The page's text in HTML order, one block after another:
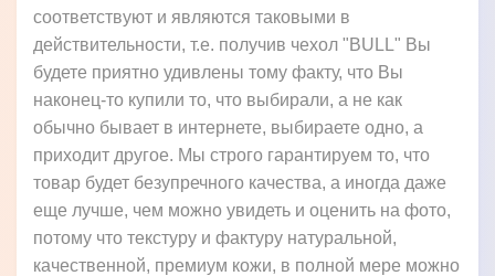
соответствуют и являются таковыми в
действительности, т.е. получив чехол "BULL" Вы
будете приятно удивлены тому факту, что Вы
наконец-то купили то, что выбирали, а не как
обычно бывает в интернете, выбираете одно, а
приходит другое. Мы строго гарантируем то, что
товар будет безупречного качества, а иногда даже
еще лучше, чем можно увидеть и оценить на фото,
потому что текстуру и фактуру натуральной,
качественной, премиум кожи, в полной мере можно